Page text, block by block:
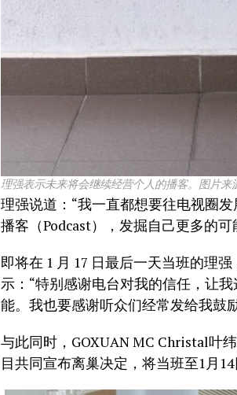
理强表示未来将会继续经营个人的播客。图片来
理强说道：“我一直都想要往电视圈
播客（Podcast），发掘自己更多的可
即将在 1 月 17 日最后一天当班的理
示：“特别感谢电台对我的信任，让
能。我也要感谢听众们经常发给我鼓
与此同时，GOXUAN MC Christal叶
目共同宣布离巢决定，将当班至1月14